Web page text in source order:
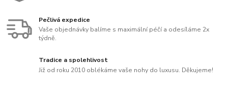
Pečlivá expedice
Vaše objednávky balíme s maximální péčí a odesíláme 2x
týdně.
Tradice a spolehlivost
Již od roku 2010 oblékáme vaše nohy do luxusu. Děkujeme!